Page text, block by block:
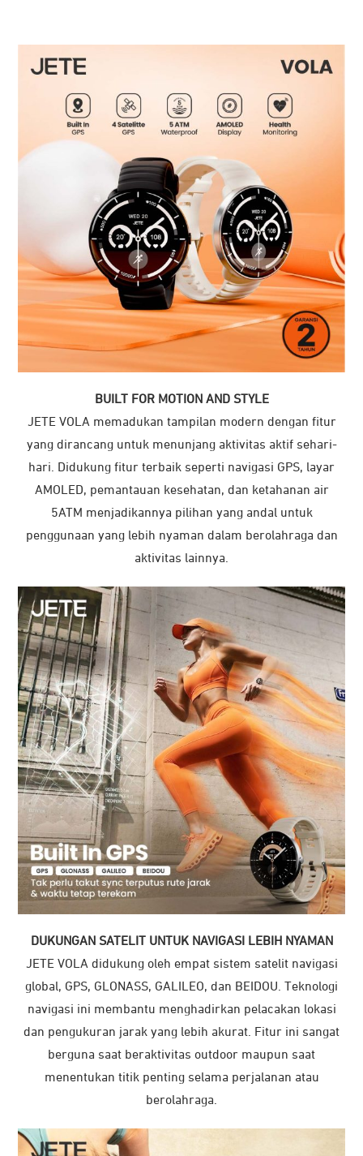
BUILT FOR MOTION AND STYLE
JETE VOLA memadukan tampilan modern dengan fitur
yang dirancang untuk menunjang aktivitas aktif sehari-
hari. Didukung fitur terbaik seperti navigasi GPS, layar
AMOLED, pemantauan kesehatan, dan ketahanan air
5ATM menjadikannya pilihan yang andal untuk
penggunaan yang lebih nyaman dalam berolahraga dan
aktivitas lainnya.
DUKUNGAN SATELIT UNTUK NAVIGASI LEBIH NYAMAN
JETE VOLA didukung oleh empat sistem satelit navigasi
global, GPS, GLONASS, GALILEO, dan BEIDOU. Teknologi
navigasi ini membantu menghadirkan pelacakan lokasi
dan pengukuran jarak yang lebih akurat. Fitur ini sangat
berguna saat beraktivitas outdoor maupun saat
menentukan titik penting selama perjalanan atau
berolahraga.